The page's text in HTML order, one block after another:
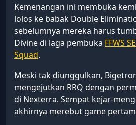
Kemenangan ini membuka
lolos ke babak Double
sebelumnya mereka harus
Divine di laga pembuka FFWS
Squad.
Meski tak diunggulkan,
mengejutkan RRQ dengan
di Nexterra. Sempat kejar-
akhirnya merebut game